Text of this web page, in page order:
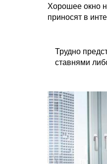
Хорошее окно
приносят в
Трудно
ставнями